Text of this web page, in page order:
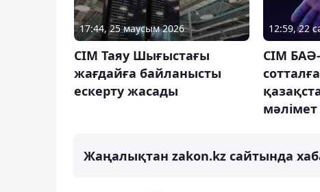
17:44, 25 маусым 2026
СІМ Таяу Шығыстағы
жағдайға байланысты
ескерту жасады
12:59, 22
СІМ
мәлімет
Жаңалықтан zakon.kz сайтында